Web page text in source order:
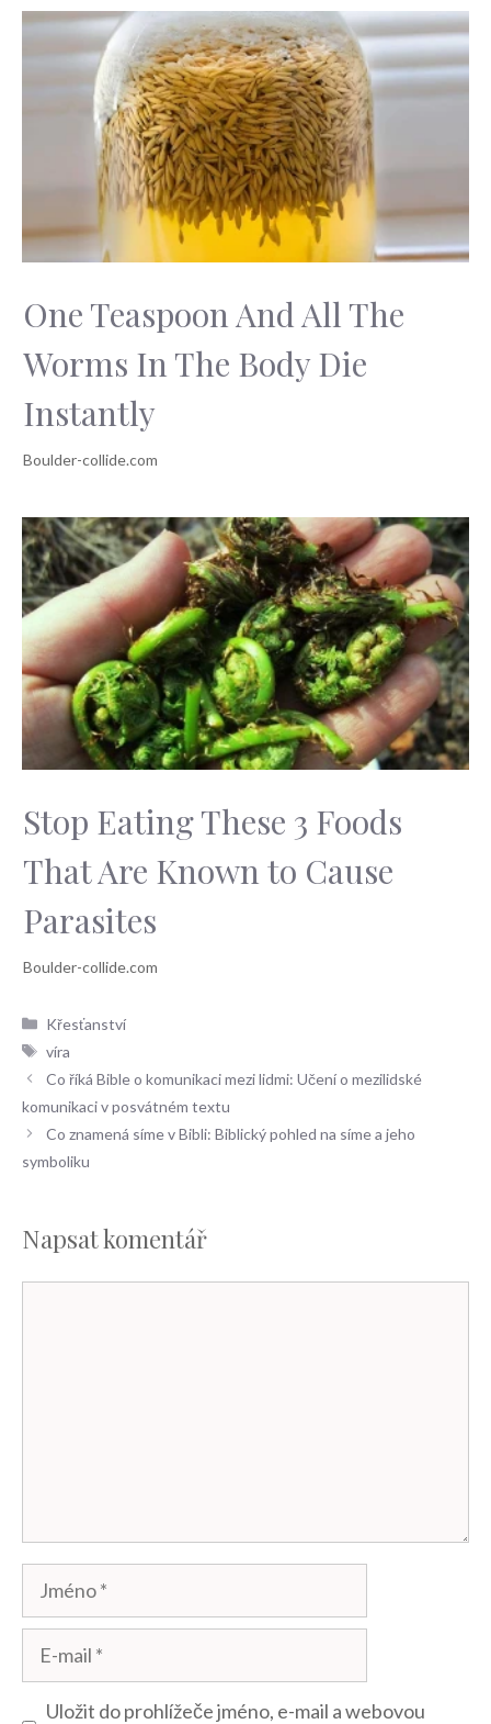
One Teaspoon And All The
Worms In The Body Die
Instantly
Stop Eating These 3 Foods
That Are Known to Cause
Parasites
Rubriky
Křesťanství
Štítky
víra
Co říká Bible o komunikaci mezi lidmi: Učení o mezilidské
komunikaci v posvátném textu
Co znamená síme v Bibli: Biblický pohled na síme a jeho
symboliku
Napsat komentář
Jméno
mail
Uložit do prohlížeče jméno, e-mail a webovou